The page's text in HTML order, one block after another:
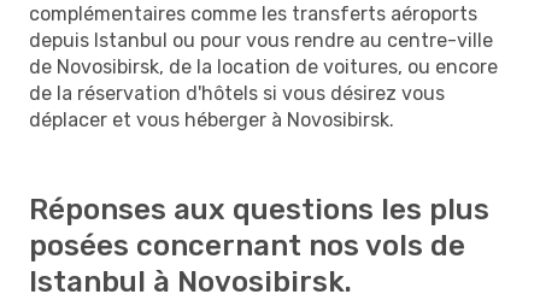
complémentaires comme les transferts aéroports
depuis Istanbul ou pour vous rendre au centre-ville
de Novosibirsk, de la location de voitures, ou encore
de la réservation d'hôtels si vous désirez vous
déplacer et vous héberger à Novosibirsk.
Réponses aux questions les plus
posées concernant nos vols de
Istanbul à Novosibirsk.